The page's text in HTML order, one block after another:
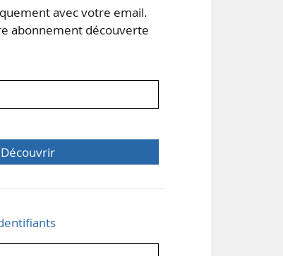
avec votre email.
abonnement découverte